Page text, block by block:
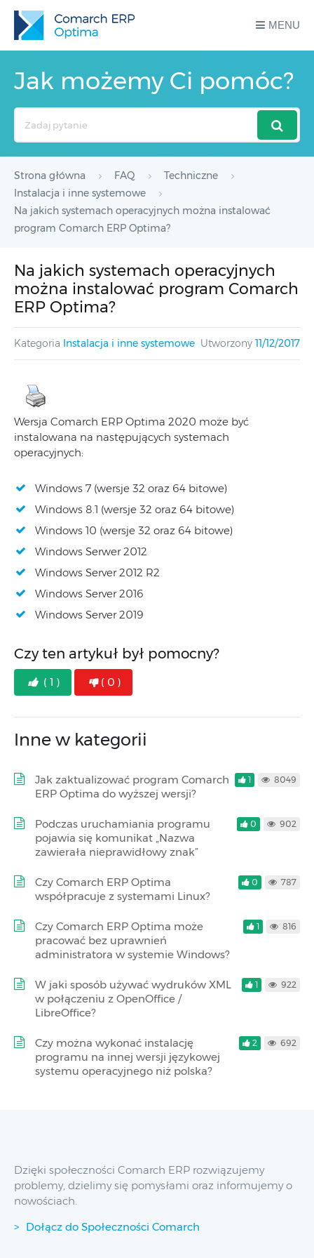
MENU
Jak możemy Ci pomóc?
Strona główna FAQ
Techniczne
Instalacja i inne systemowe
Na jakich systemach operacyjnych można instalować
program Comarch ERP Optima?
Na jakich systemach operacyjnych
można instalować program Comarch
ERP Optima?
Kategoria Instalacja i inne systemowe Utworzony 11/12/2017
Wersja Comarch ERP Optima 2020 może być
instalowana na następujących systemach
operacyjnych:
Windows 7 (wersje 32 oraz 64 bitowe)
Windows 8.1 (wersje 32 oraz 64 bitowe)
Windows 10 (wersje 32 oraz 64 bitowe)
Windows Serwer 2012
Windows Server 2012 R2
Windows Server 2016
Windows Server 2019
Czy ten artykuł był pomocny?
( 1 ) ( 0 )
Inne w kategorii
Jak zaktualizować program Comarch
ERP Optima do wyższej wersji?
1 8049
Podczas uruchamiania programu
pojawia się komunikat „Nazwa
zawierała nieprawidłowy znak”
0 902
Czy Comarch ERP Optima
współpracuje z systemami Linux?
0 787
Czy Comarch ERP Optima może
pracować bez uprawnień
administratora w systemie Windows?
1 816
W jaki sposób używać wydruków XML
w połączeniu z OpenOffice /
LibreOffice?
1 922
Czy można wykonać instalację
programu na innej wersji językowej
systemu operacyjnego niż polska?
2 692
Dzięki społeczności Comarch ERP rozwiązujemy
problemy, dzielimy się pomysłami oraz informujemy o
nowościach.
Dołącz do Społeczności Comarch